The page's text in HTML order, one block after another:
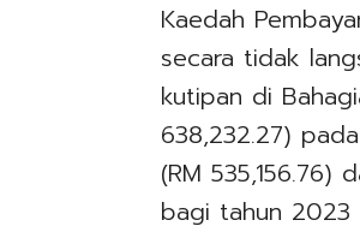
Kaedah
secara tidak
kutipan di
638,232.27)
(RM 535,156.76)
bagi tahun